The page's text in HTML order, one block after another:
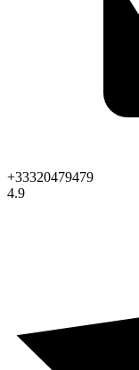
+33320479479
4.9